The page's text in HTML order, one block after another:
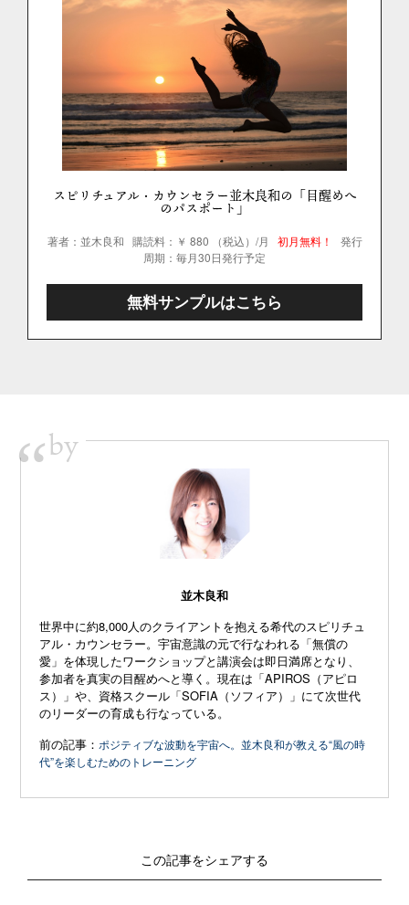
スピリチュアル・カウンセラー並木良和の「目醒めへ
のパスポート」
著者：並木良和 購読料：￥ 880 （税込）/月 初月無料！
発行
周期：毎月30日発行予定
無料サンプルはこちら
“by
並木良和
世界中に約8,000人のクライアントを抱える希代のスピリチュ
アル・カウンセラー。宇宙意識の元で行なわれる「無償の
愛」を体現したワークショップと講演会は即日満席となり、
参加者を真実の目醒めへと導く。現在は「APIROS（アピロ
ス）」や、資格スクール「SOFIA（ソフィア）」にて次世代
のリーダーの育成も行なっている。
前の記事： ポジティブな波動を宇宙へ。並木良和が教える“風の時
代”を楽しむためのトレーニング
この記事をシェアする